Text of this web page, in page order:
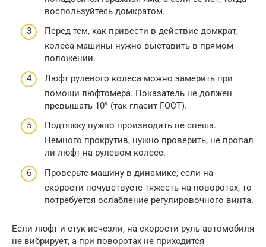
воспользуйтесь домкратом.
Перед тем, как привести в действие домкрат,
колеса машины нужно выставить в прямом
положении.
Люфт рулевого колеса можно замерить при
помощи люфтомера. Показатель не должен
превышать 10° (так гласит ГОСТ).
Подтяжку нужно производить не спеша.
Немного прокрутив, нужно проверить, не пропал
ли люфт на рулевом колесе.
Проверьте машину в динамике, если на
скорости почувствуете тяжесть на поворотах, то
потребуется ослабление регулировочного винта.
Если люфт и стук исчезли, на скорости руль автомобиля
не вибрирует, а при поворотах не приходится